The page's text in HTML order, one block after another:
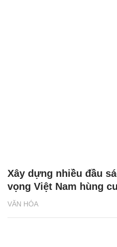
VĂN HÓA
Xây dựng nhiều đầu
vọng Việt Nam hùng